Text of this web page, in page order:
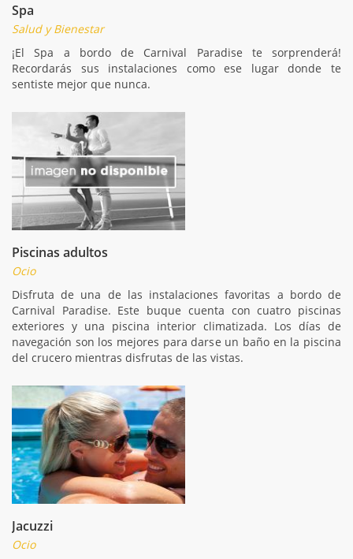
Spa
Salud y Bienestar
¡El Spa a bordo de Carnival Paradise te sorprenderá!
Recordarás sus instalaciones como ese lugar donde te
sentiste mejor que nunca.
Piscinas adultos
Ocio
Disfruta de una de las instalaciones favoritas a bordo de
Carnival Paradise. Este buque cuenta con cuatro piscinas
exteriores y una piscina interior climatizada. Los días de
navegación son los mejores para darse un baño en la piscina
del crucero mientras disfrutas de las vistas.
Jacuzzi
Ocio